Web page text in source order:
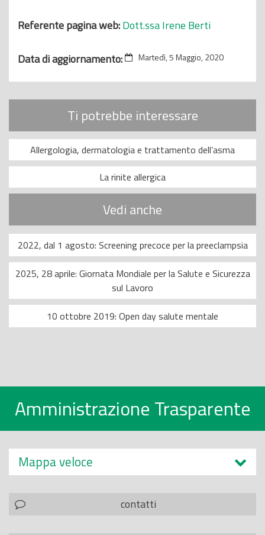
Referente pagina web:Dott.ssa Irene Berti
Data di aggiornamento: Martedì, 5 Maggio, 2020
Ti potrebbe interessare
Allergologia, dermatologia e trattamento dell’asma
La rinite allergica
Vedi anche
2022, dal 1 agosto: Screening precoce per la preeclampsia
2025, 28 aprile: Giornata Mondiale per la Salute e Sicurezza
sul Lavoro
10 ottobre 2019: Open day salute mentale
Amministrazione Trasparente
Mappa veloce
contatti